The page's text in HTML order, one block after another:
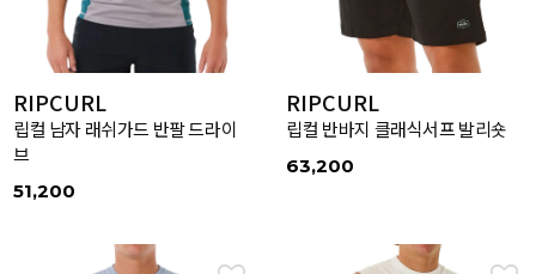
RIPCURL
립컬 남자 래쉬가드 반팔 드라이
브
51,200
RIPCURL
립컬 반바지 클래식서프 발리숏
63,200